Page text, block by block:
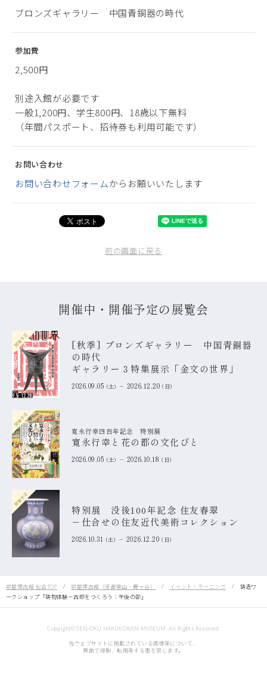
ブロンズギャラリー 中国青銅器の時代
参加費
2,500円
別途入館が必要です
一般1,200円、学生800円、18歳以下無料
（年間パスポート、招待券も利用可能です）
お問い合わせ
お問い合わせフォームからお願いいたします
前の画面に戻る
開催中・開催予定の展覧会
開催予定
[秋季] ブロンズギャラリー 中国青銅器
の時代
ギャラリー３特集展示「金文の世界」
2026.09.05 土 2026.12.20 日
開催予定
寛永行幸四百年記念 特別展
寛永行幸と花の都の文化びと
2026.09.05 土 2026.10.18 日
開催予定
特別展 没後100年記念 住友春翠
－仕合せの住友近代美術コレクション
2026.10.31 土 2026.12.20 日
泉屋博古館 総合TOP 泉屋博古館（京都東山・鹿ヶ谷） イベント・ラーニング
鋳造ワ
ークショップ「鋳物体験－古印をつくろう：午後の部」
Copyright© SEN-OKU HAKUKOKAN MUSEUM. All Rights Reserved.
当ウェブサイトに掲載されている画像等について、
無断で複製、転用等する事を禁じます。